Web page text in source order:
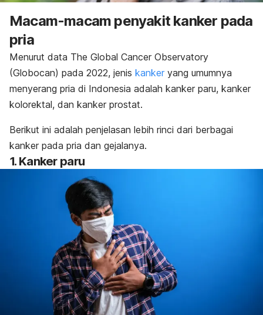
Macam-macam penyakit kanker pada
pria
Menurut data The Global Cancer Observatory
(Globocan) pada 2022, jenis kanker yang umumnya
menyerang pria di Indonesia adalah kanker paru, kanker
kolorektal, dan kanker prostat.
Berikut ini adalah penjelasan lebih rinci dari berbagai
kanker pada pria dan gejalanya.
1. Kanker paru